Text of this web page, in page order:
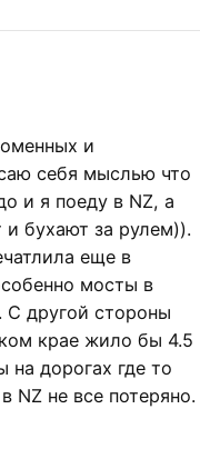
и
себя мыслью что
и я поеду в NZ, а
бухают за рулем)).
еще в
мосты в
С другой стороны
крае жило бы 4.5
на дорогах где то
NZ не все потеряно.